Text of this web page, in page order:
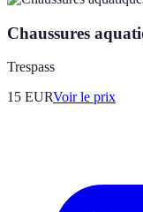
Chaussures
Trespass
15 EURVoir le prix